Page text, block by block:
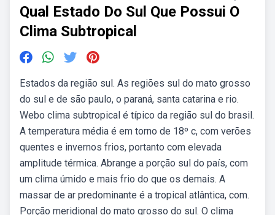
Qual Estado Do Sul Que Possui O
Clima Subtropical
Estados da região sul. As regiões sul do mato grosso
do sul e de são paulo, o paraná, santa catarina e rio.
Webo clima subtropical é típico da região sul do brasil.
A temperatura média é em torno de 18º c, com verões
quentes e invernos frios, portanto com elevada
amplitude térmica. Abrange a porção sul do país, com
um clima úmido e mais frio do que os demais. A
massar de ar predominante é a tropical atlântica, com.
Porção meridional do mato grosso do sul. O clima